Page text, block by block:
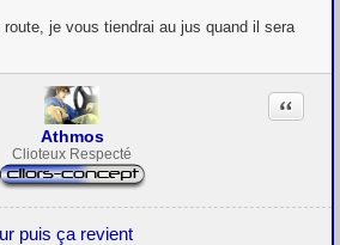
je vous tiendrai au jus quand il sera
Athmos
Clioteux Respecté
puis ça revient
Citation